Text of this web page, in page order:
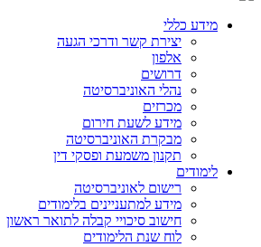
מידע כללי
יצירת קשר ודרכי הגעה
אלפון
דרושים
נהלי האוניברסיטה
מכרזים
מידע לשעת חירום
מבקרת האוניברסיטה
תקנון משמעת ופסקי דין
לימודים
רישום לאוניברסיטה
מידע למתעניינים בלימודים
חישוב סיכויי קבלה לתואר ראשון
לוח שנת הלימודים